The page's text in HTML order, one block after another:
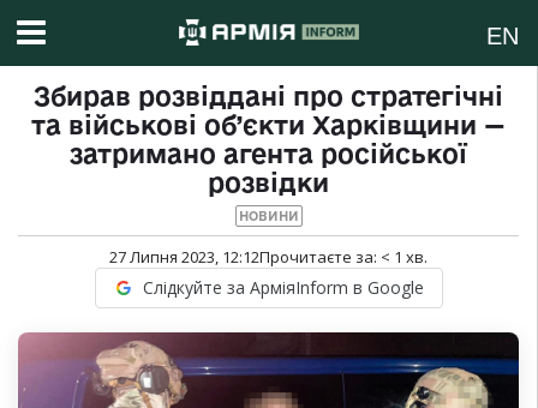
EN
Збирав розвіддані про стратегічні
та військові об’єкти Харківщини —
затримано агента російської
розвідки
НОВИНИ
27 Липня 2023, 12:12Прочитаєте за: < 1 хв.
Слідкуйте за АрміяInform в Google